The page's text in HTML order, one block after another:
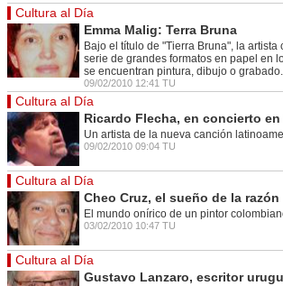
Cultura al Día
Emma Malig: Terra Bruna
Bajo el título de "Tierra Bruna", la
serie de grandes formatos en papel en
se encuentran pintura, dibujo o grabado.
09/02/2010 12:41 TU
Cultura al Día
Ricardo Flecha, en concierto en
Un artista de la nueva canción
09/02/2010 09:04 TU
Cultura al Día
Cheo Cruz, el sueño de la razón
El mundo onírico de un pintor
03/02/2010 10:47 TU
Cultura al Día
Gustavo Lanzaro, escritor